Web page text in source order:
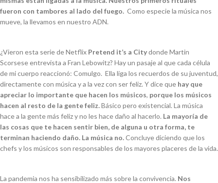
fueron con tambores al lado del fuego. Como especie la música nos
mueve, la llevamos en nuestro ADN.
¿Vieron esta serie de Netflix Pretend it’s a Citydonde Martin
Scorsese entrevista a Fran Lebowitz? Hay un pasaje al que cada célula
de mi cuerpo reaccionó: Comulgo. Ella liga los recuerdos de su juventud,
directamente con música y a la vez con ser feliz. Y dice que hay que
apreciar lo importante que hacen los músicos, porque los músicos
hacen al resto de la gente feliz.Básico pero existencial. La música
hace a la gente más feliz y no les hace daño al hacerlo. La mayoría de
las cosas que te hacen sentir bien, de alguna u otra forma, te
terminan haciendo daño. La música no.Concluye diciendo que los
chefs y los músicos son responsables de los mayores placeres de la vida.
La pandemia nos ha sensibilizado más sobre la convivencia. Nos